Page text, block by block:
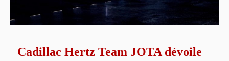
Cadillac Hertz Team JOTA dévoile